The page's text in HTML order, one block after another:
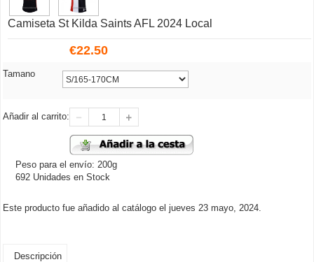
Camiseta St Kilda Saints AFL 2024 Local
€22.50
Tamano
Añadir al carrito:
Peso para el envío: 200g
692 Unidades en Stock
Este producto fue añadido al catálogo el jueves 23 mayo, 2024.
Descripción